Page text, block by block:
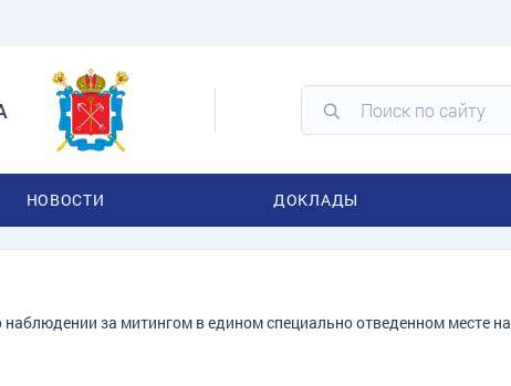
НОВОСТИ ДОКЛАДЫ
наблюдении за митингом в едином специально отведенном месте на